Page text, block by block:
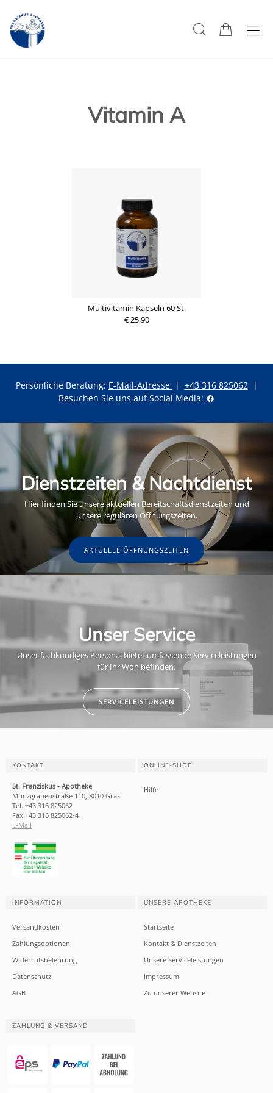
Vitamin A
Multivitamin Kapseln 60 St.
€ 25,90
Persönliche Beratung: E-Mail-Adresse | +43 316 825062|
Besuchen Sie uns auf Social Media:
Dienstzeiten & Nachtdienst
Hier finden Sie unsere aktuellen Bereitschaftsdienstzeiten und
unsere regulären Öffnungszeiten.
AKTUELLE ÖFFNUNGSZEITEN
Unser Service
Unser fachkundiges Personal bietet umfassende Serviceleistungen
für Ihr Wohlbefinden.
SERVICELEISTUNGEN
KONTAKT
St. Franziskus - Apotheke
Münzgrabenstraße 110, 8010 Graz
Tel. +43 316 825062
Fax +43 316 825062-4
E-Mail
ONLINE-SHOP
Hilfe
INFORMATION
Versandkosten
Zahlungsoptionen
Widerrufsbelehrung
Datenschutz
AGB
UNSERE APOTHEKE
Startseite
Kontakt & Dienstzeiten
Unsere Serviceleistungen
Impressum
Zu unserer Website
ZAHLUNG & VERSAND